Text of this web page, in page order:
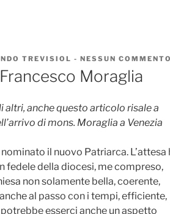
TREVISIOL - NESSUN COMMENTO
Moraglia
altri, anche questo articolo risale a
di mons. Moraglia a Venezia
il nuovo Patriarca. L’attesa
fedele della diocesi, me compreso,
non solamente bella, coerente,
al passo con i tempi, efficiente,
esserci anche un aspetto